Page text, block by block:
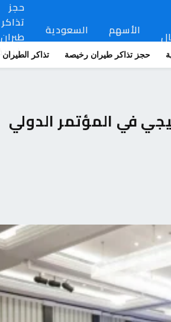
الأسهم السعودية
حجز
تذاكر
طيران
رخيصة
حجز تذاكر طيران رخيصة تذاكر الطيران
في المؤتمر الدولي